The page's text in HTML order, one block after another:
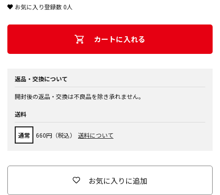
お気に入り登録数0人
カートに入れる
返品・交換について
開封後の返品・交換は不良品を除き承れません。
送料
通常 660円（税込） 送料について
お気に入りに追加